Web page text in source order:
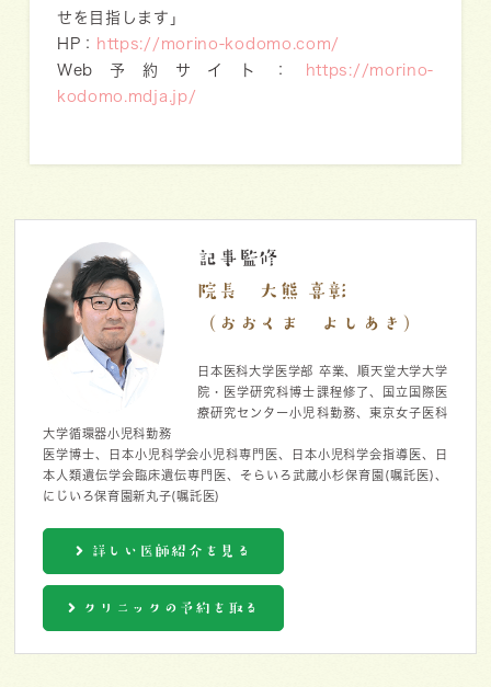
せを目指します」
HP：
https://morino-kodomo.com/
Web予約サイト：
https://morino-
kodomo.mdja.jp/
記事監修
院長 大熊 喜彰
（おおくま よしあき）
日本医科大学医学部 卒業、順天堂大学大学
院・医学研究科博士課程修了、国立国際医
療研究センター小児科勤務、東京女子医科
大学循環器小児科勤務
医学博士、日本小児科学会小児科専門医、日本小児科学会指導医、日
本人類遺伝学会臨床遺伝専門医、そらいろ武蔵小杉保育園(嘱託医)、
にじいろ保育園新丸子(嘱託医)
詳しい医師紹介を見る
クリニックの予約を取る